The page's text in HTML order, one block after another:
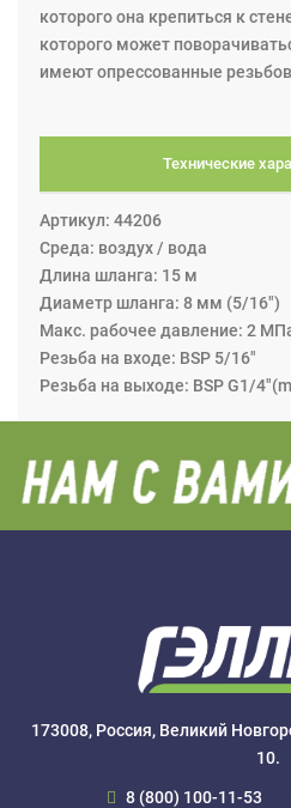
которого она крепиться к
которого может
имеют опрессованные
Технические
Артикул: 44206
Среда: воздух / вода
Длина шланга: 15 м
Диаметр шланга: 8 мм (5/16")
Макс. рабочее давление: 2
Резьба на входе: BSP 5/16"
Резьба на выходе: BSP G1/
173008, Россия, Великий
10.
8 (800) 100-11-53